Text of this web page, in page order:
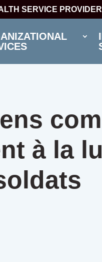
SERVICE PROVIDER
à la